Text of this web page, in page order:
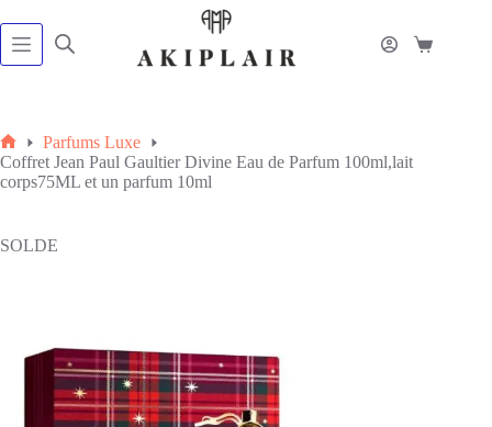
au
contenu
Panier
Accueil
Parfums Luxe
Coffret Jean Paul Gaultier Divine Eau de Parfum 100ml,lait
corps75ML et un parfum 10ml
SOLDE